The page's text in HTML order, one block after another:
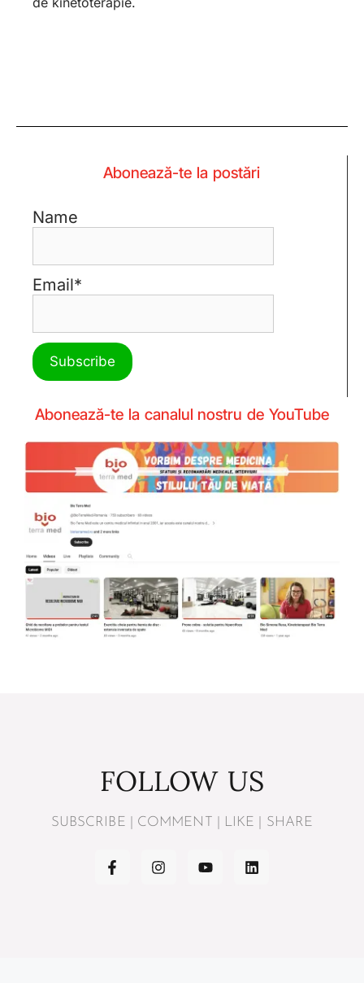
Abonează-te la postări
Name
Email*
Abonează-te la canalul nostru de YouTube
FOLLOW US
SUBSCRIBE | COMMENT | LIKE | SHARE